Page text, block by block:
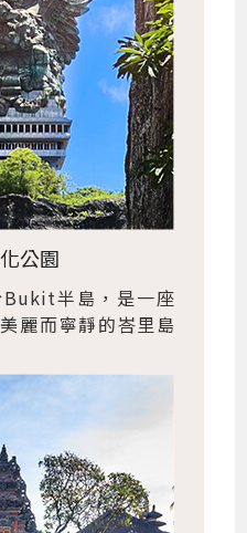
公園
半島，是一座
麗而寧靜的峇里島